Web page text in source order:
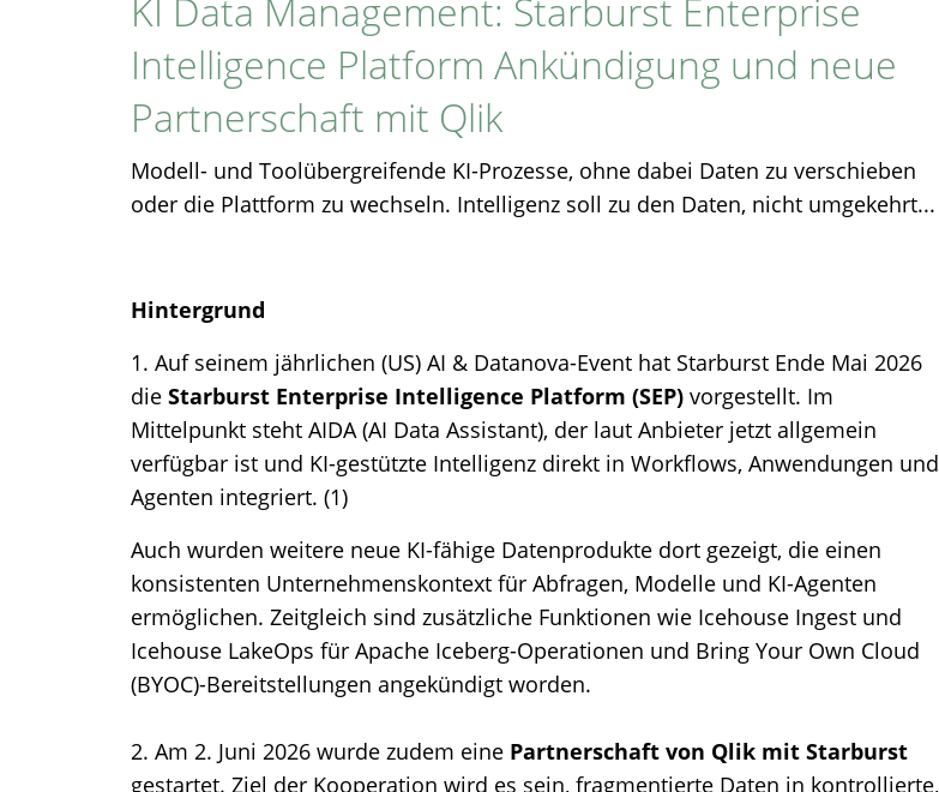
KI Data Management: Starburst Enterprise
Intelligence Platform Ankündigung und neue
Partnerschaft mit Qlik
Modell- und Toolübergreifende KI-Prozesse, ohne dabei Daten zu verschieben
oder die Plattform zu wechseln. Intelligenz soll zu den Daten, nicht umgekehrt...
Hintergrund
1. Auf seinem jährlichen (US) AI & Datanova-Event hat Starburst Ende Mai 2026
die Starburst Enterprise Intelligence Platform (SEP) vorgestellt. Im
Mittelpunkt steht AIDA (AI Data Assistant), der laut Anbieter jetzt allgemein
verfügbar ist und KI-gestützte Intelligenz direkt in Workflows, Anwendungen und
Agenten integriert. (1)
Auch wurden weitere neue KI-fähige Datenprodukte dort gezeigt, die einen
konsistenten Unternehmenskontext für Abfragen, Modelle und KI-Agenten
ermöglichen. Zeitgleich sind zusätzliche Funktionen wie Icehouse Ingest und
Icehouse LakeOps für Apache Iceberg-Operationen und Bring Your Own Cloud
(BYOC)-Bereitstellungen angekündigt worden.
2. Am 2. Juni 2026 wurde zudem eine Partnerschaft von Qlik mit Starburst
gestartet. Ziel der Kooperation wird es sein, fragmentierte Daten in kontrollierte,